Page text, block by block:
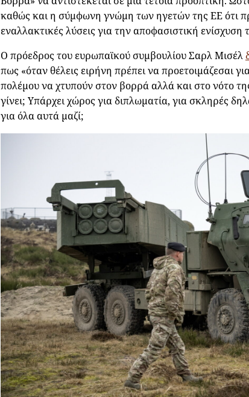
καθώς και η σύμφωνη γνώμη των ηγετών της ΕΕ ότι
εναλλακτικές λύσεις για την αποφασιστική
Ο πρόεδρος του ευρωπαϊκού συμβουλίου Σαρλ Μισέλ
πως «όταν θέλεις ειρήνη πρέπει να προετοιμάζεσαι
πολέμου να χτυπούν στον βορρά αλλά και στο νότο
γίνει; Υπάρχει χώρος για διπλωματία, για σκληρές
για όλα αυτά μαζί;